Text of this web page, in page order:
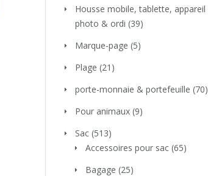
Housse mobile, tablette, appareil
photo & ordi (39)
Marque-page (5)
Plage (21)
porte-monnaie & portefeuille (70)
Pour animaux (9)
Sac (513)
Accessoires pour sac (65)
Bagage (25)